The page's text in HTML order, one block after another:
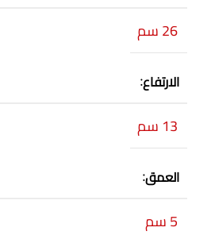
26 سم
الارتفاع
13 سم
العمق
5 سم